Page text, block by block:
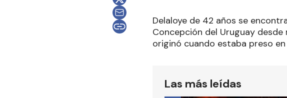
Delaloye de 42 años se
Concepción del Uruguay
originó cuando estaba preso en
Las más leídas